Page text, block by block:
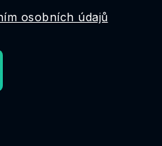
osobních údajů